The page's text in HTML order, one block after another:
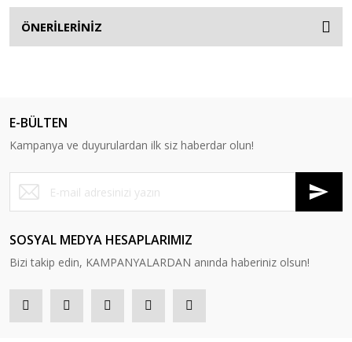
ÖNERİLERİNİZ
E-BÜLTEN
Kampanya ve duyurulardan ilk siz haberdar olun!
SOSYAL MEDYA HESAPLARIMIZ
Bizi takip edin, KAMPANYALARDAN anında haberiniz olsun!